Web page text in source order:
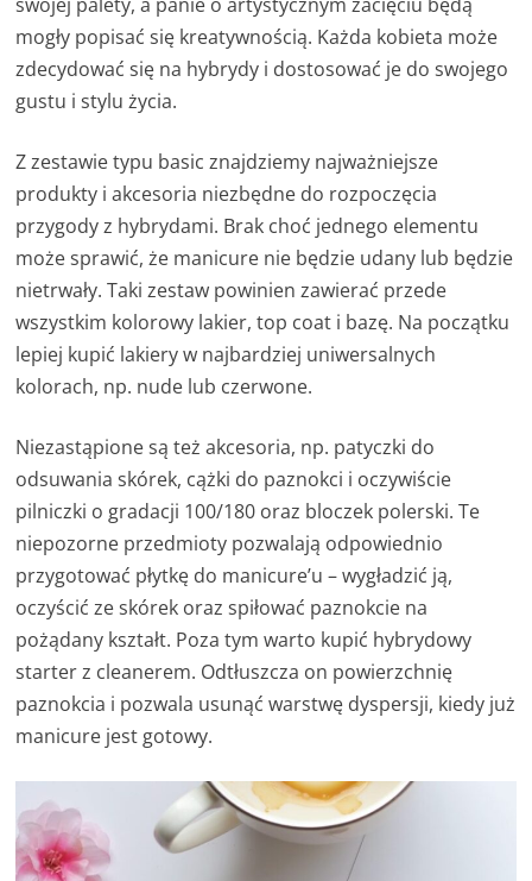
mogły popisać się kreatywnością. Każda kobieta może
zdecydować się na hybrydy i dostosować je do swojego
gustu i stylu życia.
Z zestawie typu basic znajdziemy najważniejsze
produkty i akcesoria niezbędne do rozpoczęcia
przygody z hybrydami. Brak choć jednego elementu
może sprawić, że manicure nie będzie udany lub będzie
nietrwały. Taki zestaw powinien zawierać przede
wszystkim kolorowy lakier, top coat i bazę. Na początku
lepiej kupić lakiery w najbardziej uniwersalnych
kolorach, np. nude lub czerwone.
Niezastąpione są też akcesoria, np. patyczki do
odsuwania skórek, cążki do paznokci i oczywiście
pilniczki o gradacji 100/180 oraz bloczek polerski. Te
niepozorne przedmioty pozwalają odpowiednio
przygotować płytkę do manicure’u – wygładzić ją,
oczyścić ze skórek oraz spiłować paznokcie na
pożądany kształt. Poza tym warto kupić hybrydowy
starter z cleanerem. Odtłuszcza on powierzchnię
paznokcia i pozwala usunąć warstwę dyspersji, kiedy już
manicure jest gotowy.